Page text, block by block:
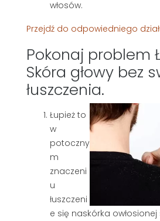
włosów.
Przejdź do odpowiedniego
Pokonaj problem
Skóra głowy bez
łuszczenia.
Łupież to
w
potoczny
m
znaczeni
u
łuszczeni
e się naskórka owłosionej